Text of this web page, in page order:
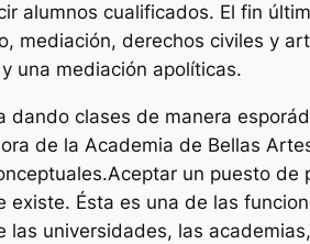
alumnos cualificados. El fin
mediación, derechos civiles y
una mediación apolíticas.
dando clases de manera
de la Academia de Bellas
un puesto
existe. Ésta es una de las
las universidades, las